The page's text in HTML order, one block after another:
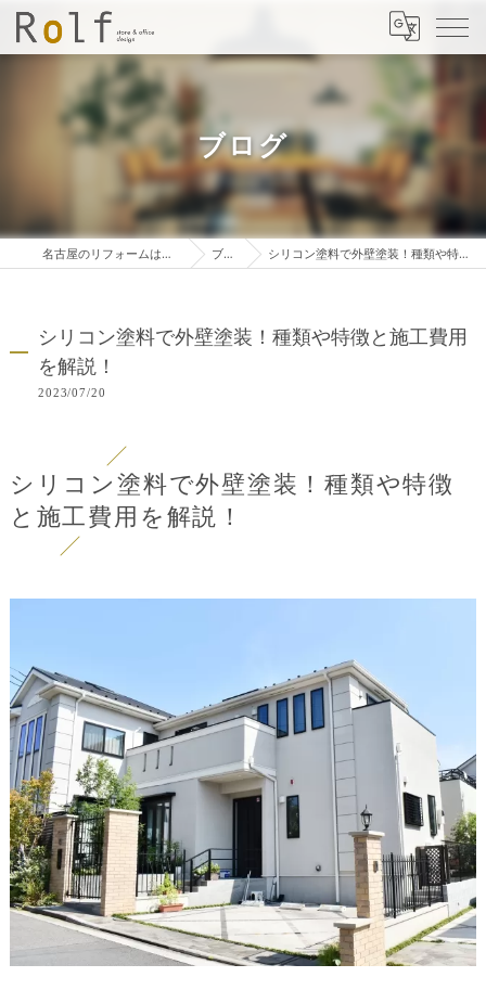
ブログ
名古屋のリフォームは株式会社ロルフ ブログ シリコン塗料で外壁塗装！種類や特徴と施工費用を解説！
シリコン塗料で外壁塗装！種類や特徴と施工費用
を解説！
2023/07/20
シリコン塗料で外壁塗装！種類や特徴
と施工費用を解説！